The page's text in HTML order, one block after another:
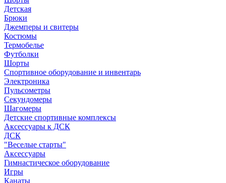
Детская
Брюки
Джемперы и свитеры
Костюмы
Термобелье
Футболки
Шорты
Спортивное оборудование и инвентарь
Электроника
Пульсометры
Секундомеры
Шагомеры
Детские спортивные комплексы
Аксессуары к ДСК
ДСК
"Веселые старты"
Аксессуары
Гимнастическое оборудование
Игры
Канаты